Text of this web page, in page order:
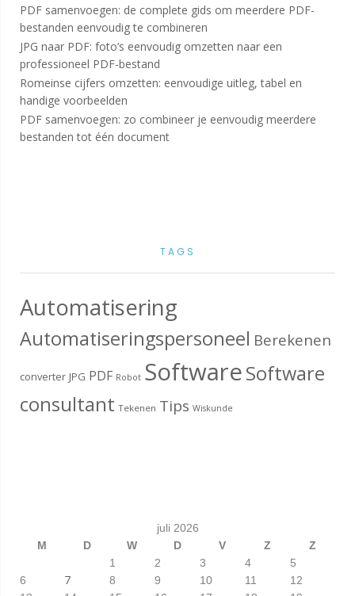
PDF samenvoegen: de complete gids om meerdere PDF-
bestanden eenvoudig te combineren
JPG naar PDF: foto’s eenvoudig omzetten naar een
professioneel PDF-bestand
Romeinse cijfers omzetten: eenvoudige uitleg, tabel en
handige voorbeelden
PDF samenvoegen: zo combineer je eenvoudig meerdere
bestanden tot één document
TAGS
Automatisering
Automatiseringspersoneel Berekenen
converter JPG PDF Robot SoftwareSoftware
consultant Tekenen Tips Wiskunde
juli 2026
M
D W D V Z
Z
1
2 3 4
5
6
7 8 9 10 11
12